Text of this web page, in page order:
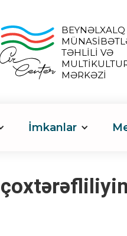
BEYNƏLXALQ
TƏHLİLİ VƏ
MƏRKƏZİ
İmkanlar